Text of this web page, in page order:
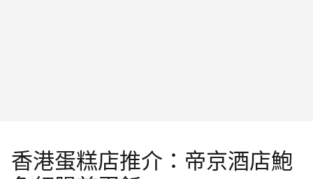
香港蛋糕店推介：帝京酒店鮑